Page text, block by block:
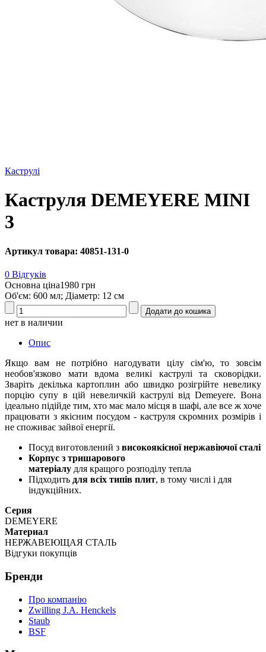
Каструлі
Каструля DEMEYERE MINI
3
Артикул товара: 40851-131-0
0 Відгуків
Основна ціна1980 грн
Об'єм: 600 мл; Діаметр: 12 см
нет в наличии
Опис
Якщо вам не потрібно нагодувати цілу сім'ю, то зовсім
необов'язково мати вдома великі каструлі та сковорідки.
Зваріть декілька картоплин або швидко розігрійте невелику
порцію супу в цій невеличкій каструлі від Demeyere. Вона
ідеально підійде тим, хто має мало місця в шафі, але все ж хоче
працювати з якісним посудом - каструля скромних розмірів і
не споживає зайвої енергії.
Посуд виготовлений з високоякісної нержавіючої сталі
Корпус з тришарового
матеріалу для кращого розподілу тепла
Підходить для всіх типів плит, в тому числі і для
індукційних.
Серия
DEMEYERE
Материал
НЕРЖАВЕЮЩАЯ СТАЛЬ
Відгуки покупців
Бренди
Про компанію
Zwilling J.A. Henckels
Staub
BSF